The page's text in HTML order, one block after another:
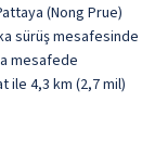
(Nong Prue)
sürüş mesafesinde
mesafede
ile 4,3 km (2,7 mil)